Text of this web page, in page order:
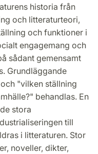
historia från
och litteraturteori,
och funktioner i
engagemang och
sådant gemensamt
Grundläggande
"vilken ställning
behandlas. En
stora
till
i litteraturen. Stor
noveller, dikter,